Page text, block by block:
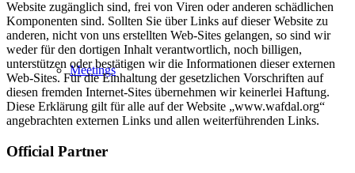
Meetings
Website zugänglich sind, frei von Viren oder anderen schädlichen
Komponenten sind. Sollten Sie über Links auf dieser Website zu
anderen, nicht von uns erstellten Web-Sites gelangen, so sind wir
weder für den dortigen Inhalt verantwortlich, noch billigen,
unterstützen oder bestätigen wir die Informationen dieser externen
Web-Sites. Für die Einhaltung der gesetzlichen Vorschriften auf
diesen fremden Internet-Sites übernehmen wir keinerlei Haftung.
Diese Erklärung gilt für alle auf der Website „www.wafdal.org“
angebrachten externen Links und allen weiterführenden Links.
Official Partner